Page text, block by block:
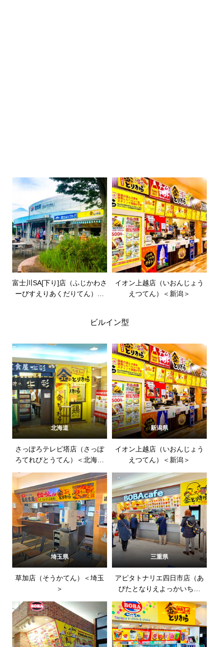
富士川SA[下り]店（ふじかわさ
ーびすえりあくだりてん）＜
イオン上越店（いおんじょう
えつてん）＜新潟＞
ビルイン型
北海道
さっぽろテレビ塔店（さっぽ
ろてれびとうてん）＜北海道
新潟県
イオン上越店（いおんじょう
えつてん）＜新潟＞
埼玉県
草加店（そうかてん）＜埼玉
＞
三重県
アピタトナリエ四日市店（あ
ぴたとなりえよっかいちて